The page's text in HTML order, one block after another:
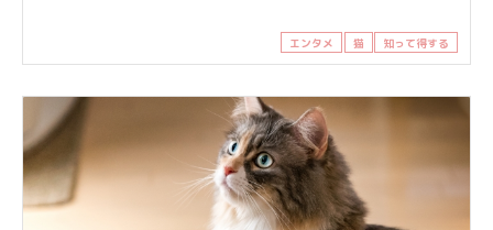
エンタメ 猫 知って得する